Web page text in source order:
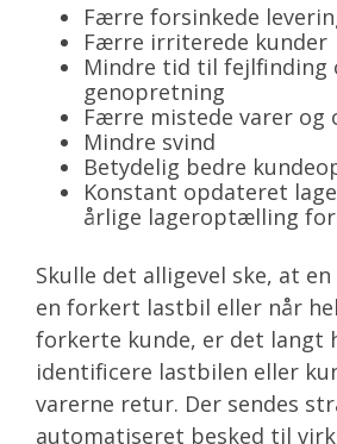
Færre forsinkede
Færre irriterede kunder
Mindre tid til fejlfinding
genopretning
Færre mistede varer og
Mindre svind
Betydelig bedre
Konstant opdateret
årlige lageroptælling
Skulle det alligevel ske, at
en forkert lastbil eller når
forkerte kunde, er det langt
identificere lastbilen eller
varerne retur. Der sendes
automatiseret besked til